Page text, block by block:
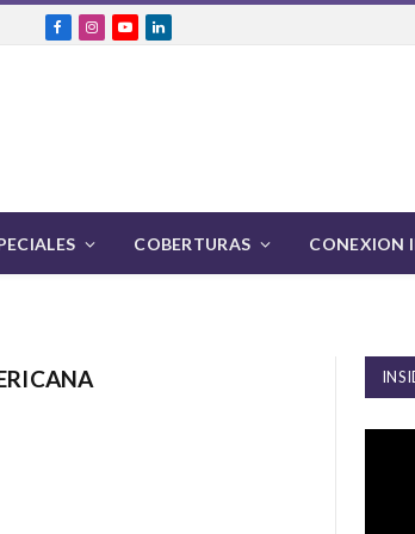
FacebookInstagram
YouTubeLinkedIn
COBERTURAS CONEXION